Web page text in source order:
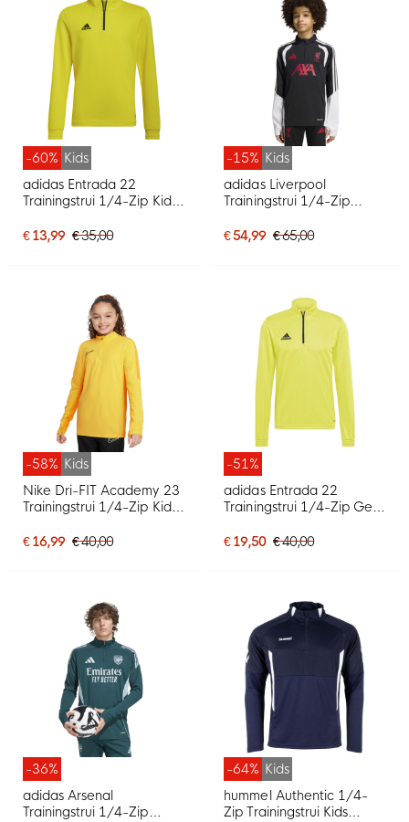
-60% Kids
adidas Entrada 22
Trainingstrui 1/4-Zip Kids
€ 13,99 € 35,00
-15% Kids
adidas Liverpool
Trainingstrui 1/4-Zip
Grijs Wit Rood
€ 54,99 € 65,00
-58% Kids
Nike Dri-FIT Academy 23
Trainingstrui 1/4-Zip Kids
€ 16,99 € 40,00
-51%
adidas Entrada 22
Trainingstrui 1/4-Zip Geel
€ 19,50 € 40,00
-36%
adidas Arsenal
Trainingstrui 1/4-Zip
-64% Kids
hummel Authentic 1/4-
Zip Trainingstrui Kids